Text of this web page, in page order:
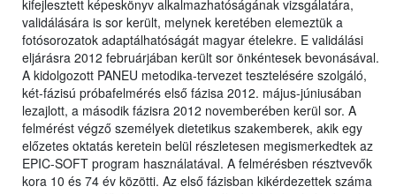
kifejlesztett képeskönyv alkalmazhatóságának vizsgálatára,
validálására is sor került, melynek keretében elemeztük a
fotósorozatok adaptálhatóságát magyar ételekre. E validálási
eljárásra 2012 februárjában került sor önkéntesek bevonásával.
A kidolgozott PANEU metodika-tervezet tesztelésére szolgáló,
két-fázisú próbafelmérés első fázisa 2012. május-júniusában
lezajlott, a második fázisra 2012 novemberében kerül sor. A
felmérést végző személyek dietetikus szakemberek, akik egy
előzetes oktatás keretein belül részletesen megismerkedtek az
EPIC-SOFT program használatával. A felmérésben résztvevők
kora 10 és 74 év közötti. Az első fázisban kikérdezettek száma